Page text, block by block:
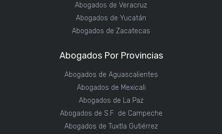
Abogados de Veracruz
Abogados de Yucatán
Abogados de Zacatecas
Abogados Por Provincias
Abogados de Aguascalientes
Abogados de Mexicali
Abogados de La Paz
Abogados de S.F de Campeche
Abogados de Tuxtla Gutiérrez